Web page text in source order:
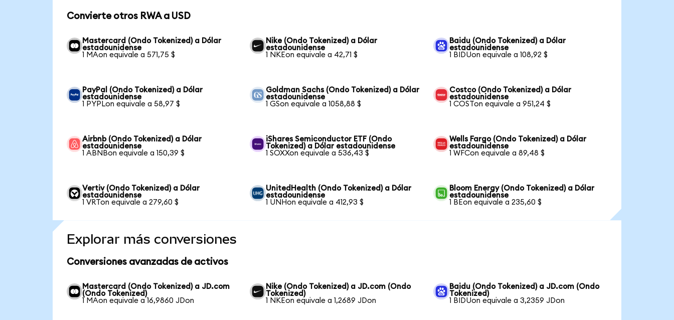
Convierte otros RWA a USD
Mastercard (Ondo Tokenized) a Dólar
estadounidense
1 MAon equivale a 571,75 $
Nike (Ondo Tokenized) a Dólar
estadounidense
1 NKEon equivale a 42,71 $
Baidu (Ondo Tokenized) a Dólar
estadounidense
1 BIDUon equivale a 108,92 $
PayPal (Ondo Tokenized) a Dólar
estadounidense
1 PYPLon equivale a 58,97 $
Goldman Sachs (Ondo Tokenized) a Dólar
estadounidense
1 GSon equivale a 1058,88 $
Costco (Ondo Tokenized) a Dólar
estadounidense
1 COSTon equivale a 951,24 $
Airbnb (Ondo Tokenized) a Dólar
estadounidense
1 ABNBon equivale a 150,39 $
iShares Semiconductor ETF (Ondo
Tokenized) a Dólar estadounidense
1 SOXXon equivale a 536,43 $
Wells Fargo (Ondo Tokenized) a Dólar
estadounidense
1 WFCon equivale a 89,48 $
Vertiv (Ondo Tokenized) a Dólar
estadounidense
1 VRTon equivale a 279,60 $
UnitedHealth (Ondo Tokenized) a Dólar
estadounidense
1 UNHon equivale a 412,93 $
Bloom Energy (Ondo Tokenized) a Dólar
estadounidense
1 BEon equivale a 235,60 $
Explorar más conversiones
Conversiones avanzadas de activos
Mastercard (Ondo Tokenized) a JD.com
(Ondo Tokenized)
1 MAon equivale a 16,9860 JDon
Nike (Ondo Tokenized) a JD.com (Ondo
Tokenized)
1 NKEon equivale a 1,2689 JDon
Baidu (Ondo Tokenized) a JD.com (Ondo
Tokenized)
1 BIDUon equivale a 3,2359 JDon